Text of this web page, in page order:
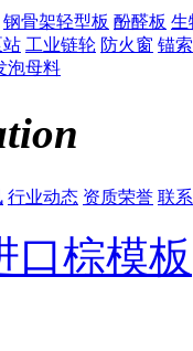
钢骨架轻型板 酚醛板 生
站 工业链轮 防火窗 锚索
泡母料
行业动态 资质荣誉 联
口棕模板